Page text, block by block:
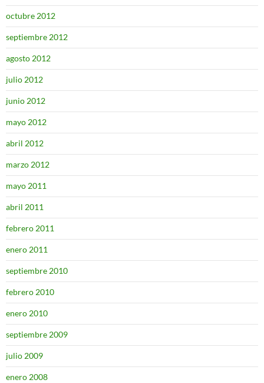
octubre 2012
septiembre 2012
agosto 2012
julio 2012
junio 2012
mayo 2012
abril 2012
marzo 2012
mayo 2011
abril 2011
febrero 2011
enero 2011
septiembre 2010
febrero 2010
enero 2010
septiembre 2009
julio 2009
enero 2008